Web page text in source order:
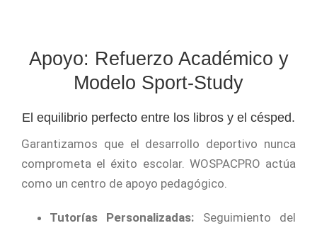
Apoyo: Refuerzo Académico y
Modelo Sport-Study
El equilibrio perfecto entre los libros y el césped.
Garantizamos que el desarrollo deportivo nunca
comprometa el éxito escolar. WOSPACPRO actúa
como un centro de apoyo pedagógico.
Tutorías Personalizadas: Seguimiento del